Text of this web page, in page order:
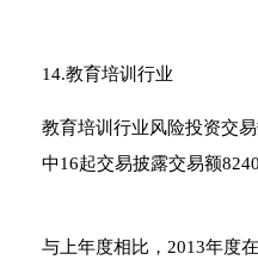
14.教育培训行业
教育培训行业风险投资交
中16起交易披露交易额
与上年度相比，2013年度